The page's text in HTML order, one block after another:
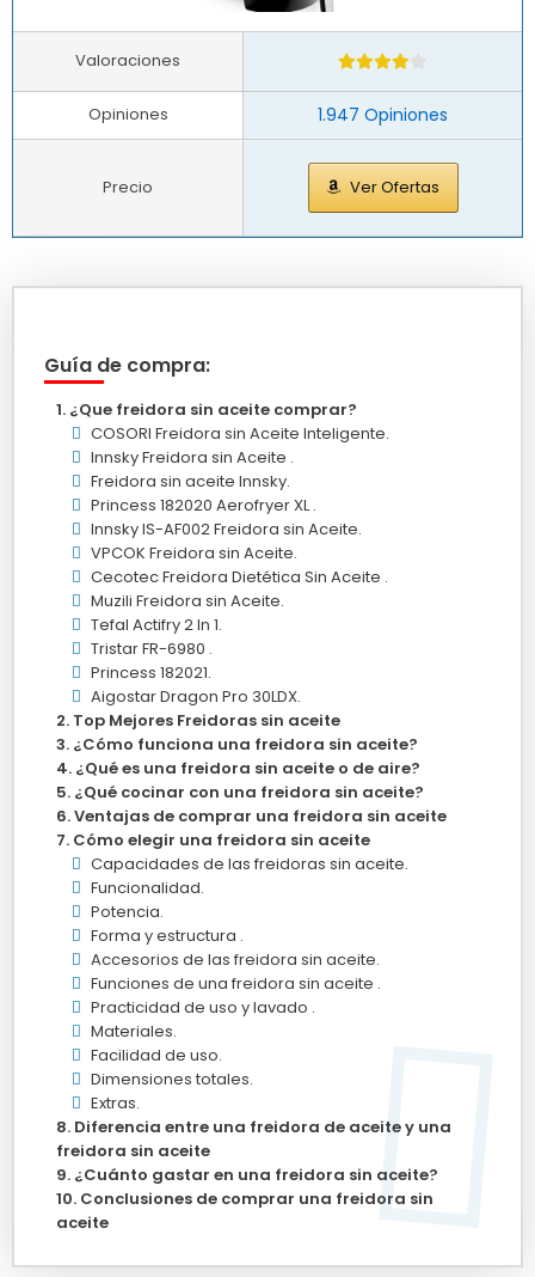
1.947 Opiniones
Ver Ofertas
Valoraciones
Opiniones
Precio
Guía de compra:
¿Que freidora sin aceite comprar?
COSORI Freidora sin Aceite Inteligente.
Innsky Freidora sin Aceite .
Freidora sin aceite Innsky.
Princess 182020 Aerofryer XL .
Innsky IS-AF002 Freidora sin Aceite.
VPCOK Freidora sin Aceite.
Cecotec Freidora Dietética Sin Aceite .
Muzili Freidora sin Aceite.
Tefal Actifry 2 In 1.
Tristar FR-6980 .
Princess 182021.
Aigostar Dragon Pro 30LDX.
Top Mejores Freidoras sin aceite
¿Cómo funciona una freidora sin aceite?
¿Qué es una freidora sin aceite o de aire?
¿Qué cocinar con una freidora sin aceite?
Ventajas de comprar una freidora sin aceite
Cómo elegir una freidora sin aceite
Capacidades de las freidoras sin aceite.
Funcionalidad.
Potencia.
Forma y estructura .
Accesorios de las freidora sin aceite.
Funciones de una freidora sin aceite .
Practicidad de uso y lavado .
Materiales.
Facilidad de uso.
Dimensiones totales.
Extras.
Diferencia entre una freidora de aceite y una
freidora sin aceite
¿Cuánto gastar en una freidora sin aceite?
Conclusiones de comprar una freidora sin
aceite